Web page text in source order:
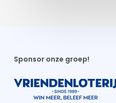
Sponsor onze groep!